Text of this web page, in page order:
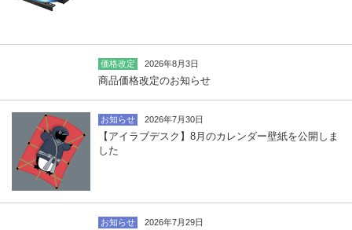
価格改定 2026年8月3日
商品価格改定のお知らせ
お知らせ 2026年7月30日
【アイラブデスク】8月のカレンダー壁紙を公開しま
した
お知らせ 2026年7月29日